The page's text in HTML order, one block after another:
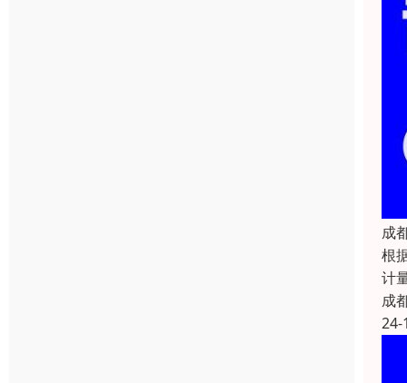
成
根
计
成
24-